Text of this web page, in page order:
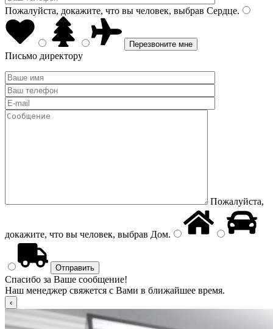
Пожалуйста, докажите, что вы человек, выбрав Сердце.
Письмо директору
Пожалуйста,
докажите, что вы человек, выбрав Дом.
Спасибо за Ваше сообщение!
Наш менеджер свяжется с Вами в ближайшее время.